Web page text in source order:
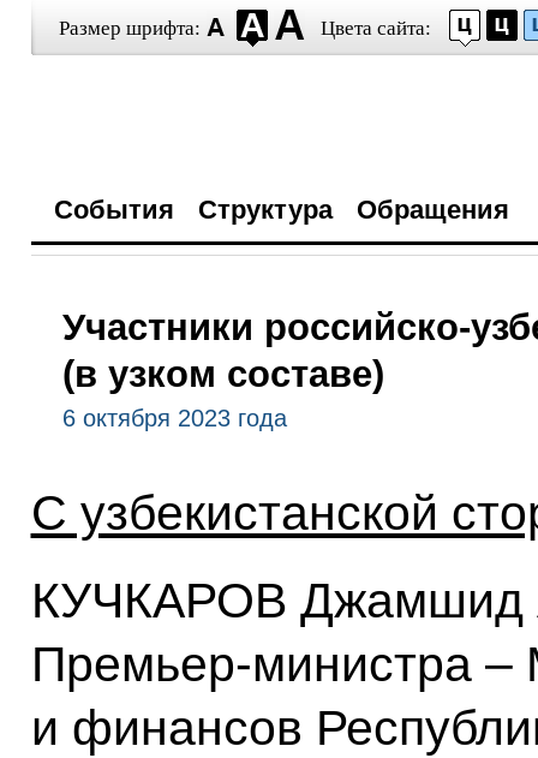
Размер шрифта: Цвета сайта:
События Структура Обращения
Участники российско-
(в узком составе)
6 октября 2023 года
С узбекистанской
КУЧКАРОВ Джамшид
Премьер-министра –
и финансов